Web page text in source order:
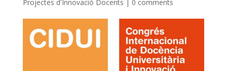
Projectes d'Innovació Docents | 0 comments